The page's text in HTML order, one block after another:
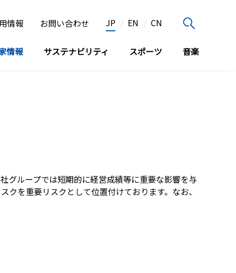
情報 お問い合わせ JP EN CN
情報 サステナビリティ スポーツ 音楽
グループでは短期的に経営成績等に重要な影響を与
を重要リスクとして位置付けております。なお、